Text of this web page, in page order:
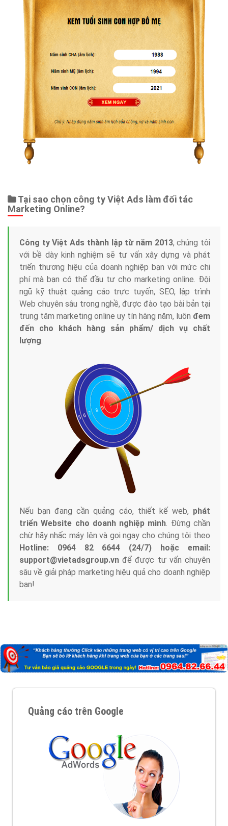
Tại sao chọn công ty Việt Ads làm đối tác
Marketing Online?
Công ty Việt Ads thành lập từ năm 2013, chúng tôi
với bề dày kinh nghiệm sẽ tư vấn xây dựng và phát
triển thương hiệu của doanh nghiệp bạn với mức chi
phí mà bạn có thể đầu tư cho marketing online. Đội
ngũ kỹ thuật quảng cáo trực tuyến, SEO, lập trình
Web chuyên sâu trong nghề, được đào tạo bài bản tại
trung tâm marketing online uy tín hàng năm, luôn đem
đến cho khách hàng sản phẩm/ dịch vụ chất
lượng.
Nếu bạn đang cần quảng cáo, thiết kế web, phát
triển Website cho doanh nghiệp mình. Đừng chần
chừ hãy nhấc máy lên và gọi ngay cho chúng tôi theo
Hotline: 0964 82 6644 (24/7) hoặc email:
support@vietadsgroup.vn để được tư vấn chuyên
sâu về giải pháp marketing hiệu quả cho doanh nghiệp
bạn!
Quảng cáo trên Google